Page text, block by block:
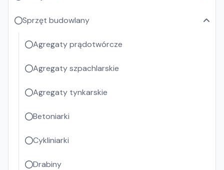
Sprzęt budowlany
Agregaty prądotwórcze
Agregaty szpachlarskie
Agregaty tynkarskie
Betoniarki
Cykliniarki
Drabiny